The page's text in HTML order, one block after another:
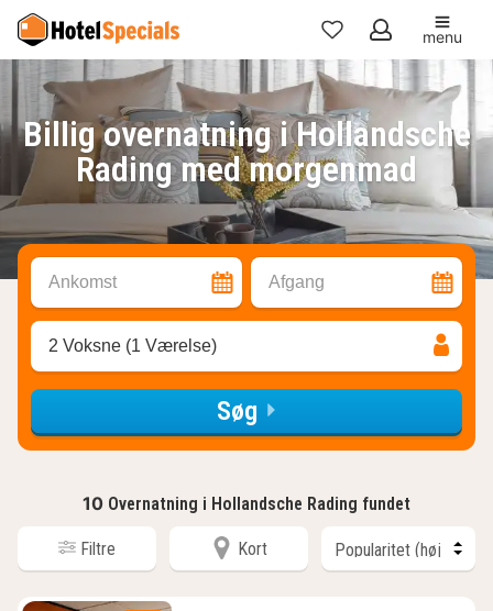
Mine
favoritter
menu
Billig overnatning i Hollandsche
Rading med morgenmad
Ankomst Afgang
2 Voksne (1 Værelse)
Søg
10 Overnatning i Hollandsche Rading fundet
Filtre Kort